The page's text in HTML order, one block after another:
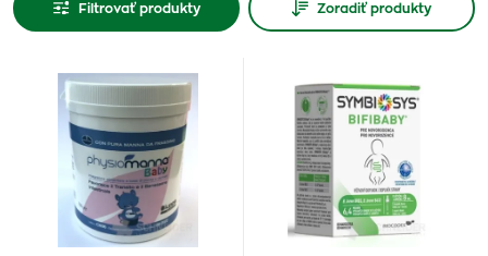
Filtrovať produkty Zoradiť produkty